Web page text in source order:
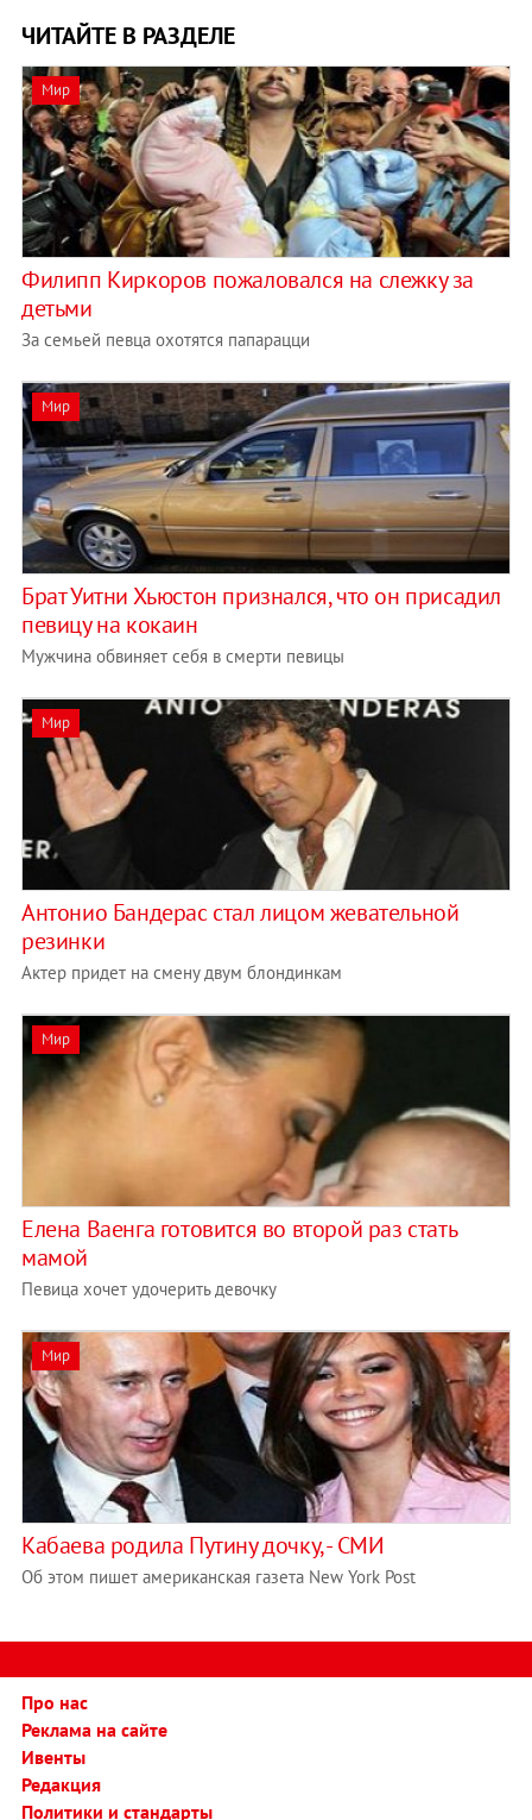
ЧИТАЙТЕ В РАЗДЕЛЕ
Мир
Филипп Киркоров пожаловался на слежку за
детьми
За семьей певца охотятся папарацци
Мир
Брат Уитни Хьюстон признался, что он присадил
певицу на кокаин
Мужчина обвиняет cебя в смерти певицы
Мир
Антонио Бандерас стал лицом жевательной
резинки
Актер придет на смену двум блондинкам
Мир
Елена Ваенга готовится во второй раз стать
мамой
Певица хочет удочерить девочку
Мир
Кабаева родила Путину дочку, - СМИ
Об этом пишет американская газета New York Post
Про нас
Реклама на сайте
Ивенты
Редакция
Политики и стандарты